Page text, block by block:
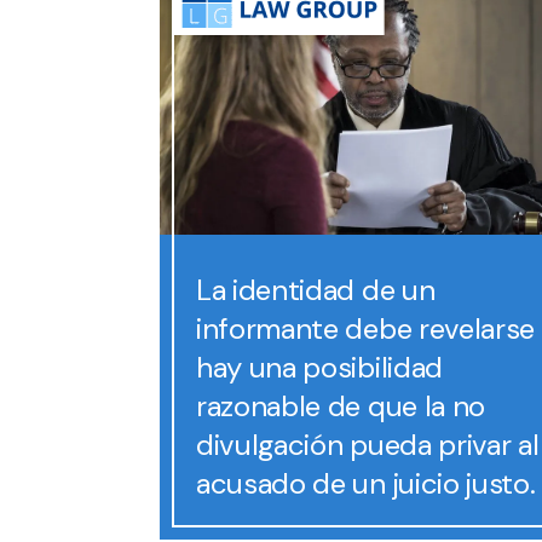
La identidad de un
informante debe revelarse
hay una posibilidad
razonable de que la no
divulgación pueda privar al
acusado de un juicio justo.